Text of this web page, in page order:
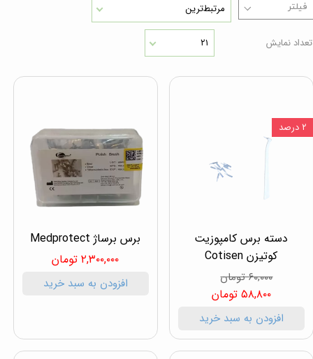
مرتبط‌ترین
تعداد نمایش ۲۱
دسته برس کامپوزیت
کوتیزن Cotisen
۶۰,۰۰۰ تومان
۵۸,۸۰۰ تومان
افزودن به سبد خرید
۲ درصد
برس برساژ Medprotect
۲,۳۰۰,۰۰۰ تومان
افزودن به سبد خرید